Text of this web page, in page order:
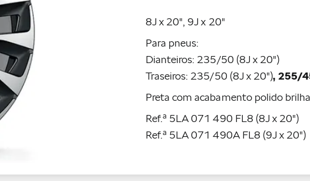
8J x 20", 9J x 20"
Para pneus:
Dianteiros: 235/50 (8J x 20")
Traseiros: 235/50 (8J x 20"), 255/
Preta com acabamento polido
Ref.ª 5LA 071 490 FL8 (8J x 20")
Ref.ª 5LA 071 490A FL8 (9J x 20")